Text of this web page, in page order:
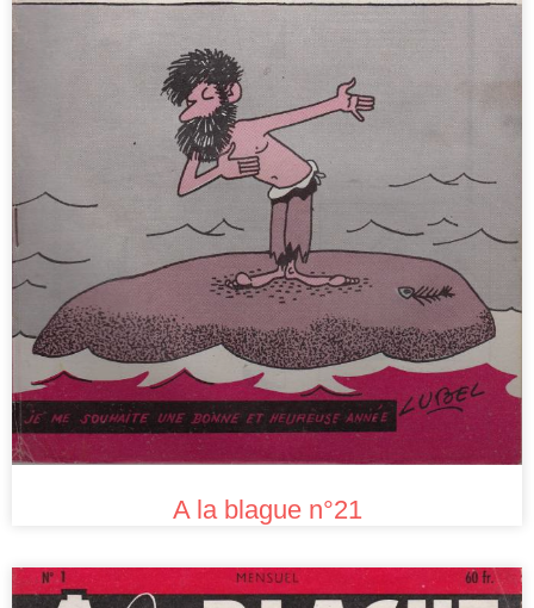
A la blague n°21